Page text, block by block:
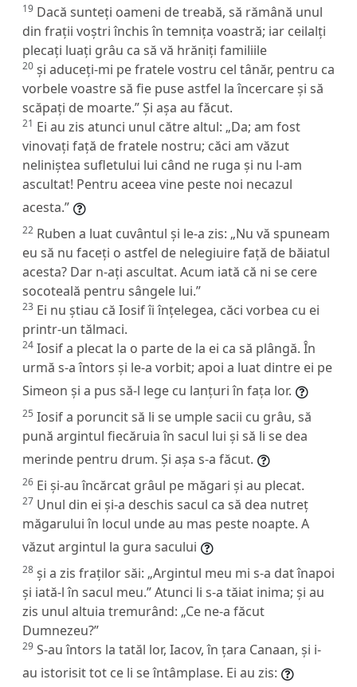
19 Dacă sunteți oameni de treabă, să rămână unul
din frații voștri închis în temnița voastră; iar ceilalți
plecați luați grâu ca să vă hrăniți familiile
20 și aduceți-mi pe fratele vostru cel tânăr, pentru ca
vorbele voastre să fie puse astfel la încercare și să
scăpați de moarte.” Și așa au făcut.
21 Ei au zis atunci unul către altul: „Da; am fost
vinovați față de fratele nostru; căci am văzut
neliniștea sufletului lui când ne ruga și nu l-am
ascultat! Pentru aceea vine peste noi necazul
acesta.”
22 Ruben a luat cuvântul și le-a zis: „Nu vă spuneam
eu să nu faceți o astfel de nelegiuire față de băiatul
acesta? Dar n-ați ascultat. Acum iată că ni se cere
socoteală pentru sângele lui.”
23 Ei nu știau că Iosif îi înțelegea, căci vorbea cu ei
printr-un tălmaci.
24 Iosif a plecat la o parte de la ei ca să plângă. În
urmă s-a întors și le-a vorbit; apoi a luat dintre ei pe
Simeon și a pus să-l lege cu lanțuri în fața lor.
25 Iosif a poruncit să li se umple sacii cu grâu, să
pună argintul fiecăruia în sacul lui și să li se dea
merinde pentru drum. Și așa s-a făcut.
26 Ei și-au încărcat grâul pe măgari și au plecat.
27 Unul din ei și-a deschis sacul ca să dea nutreț
măgarului în locul unde au mas peste noapte. A
văzut argintul la gura sacului
28 și a zis fraților săi: „Argintul meu mi s-a dat înapoi
și iată-l în sacul meu.” Atunci li s-a tăiat inima; și au
zis unul altuia tremurând: „Ce ne-a făcut
Dumnezeu?”
29 S-au întors la tatăl lor, Iacov, în țara Canaan, și i-
au istorisit tot ce li se întâmplase. Ei au zis: